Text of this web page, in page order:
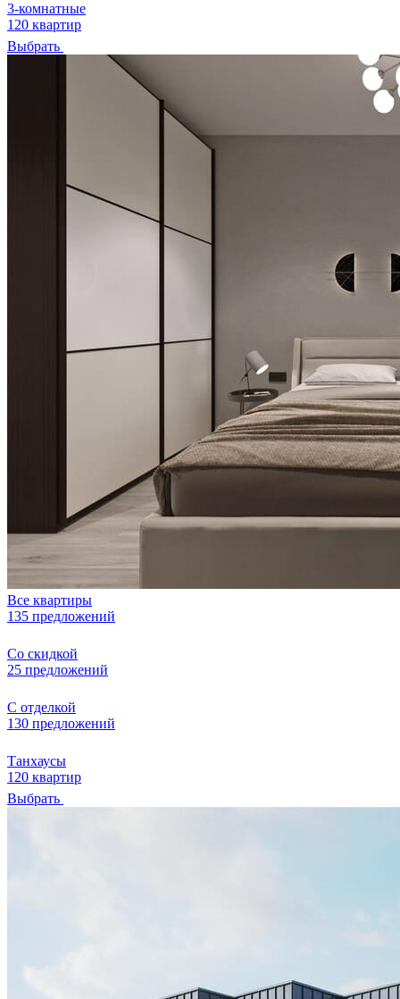
3-комнатные
120 квартир
Выбрать
Все квартиры
135 предложений
Со скидкой
25 предложений
С отделкой
130 предложений
Танхаусы
120 квартир
Выбрать